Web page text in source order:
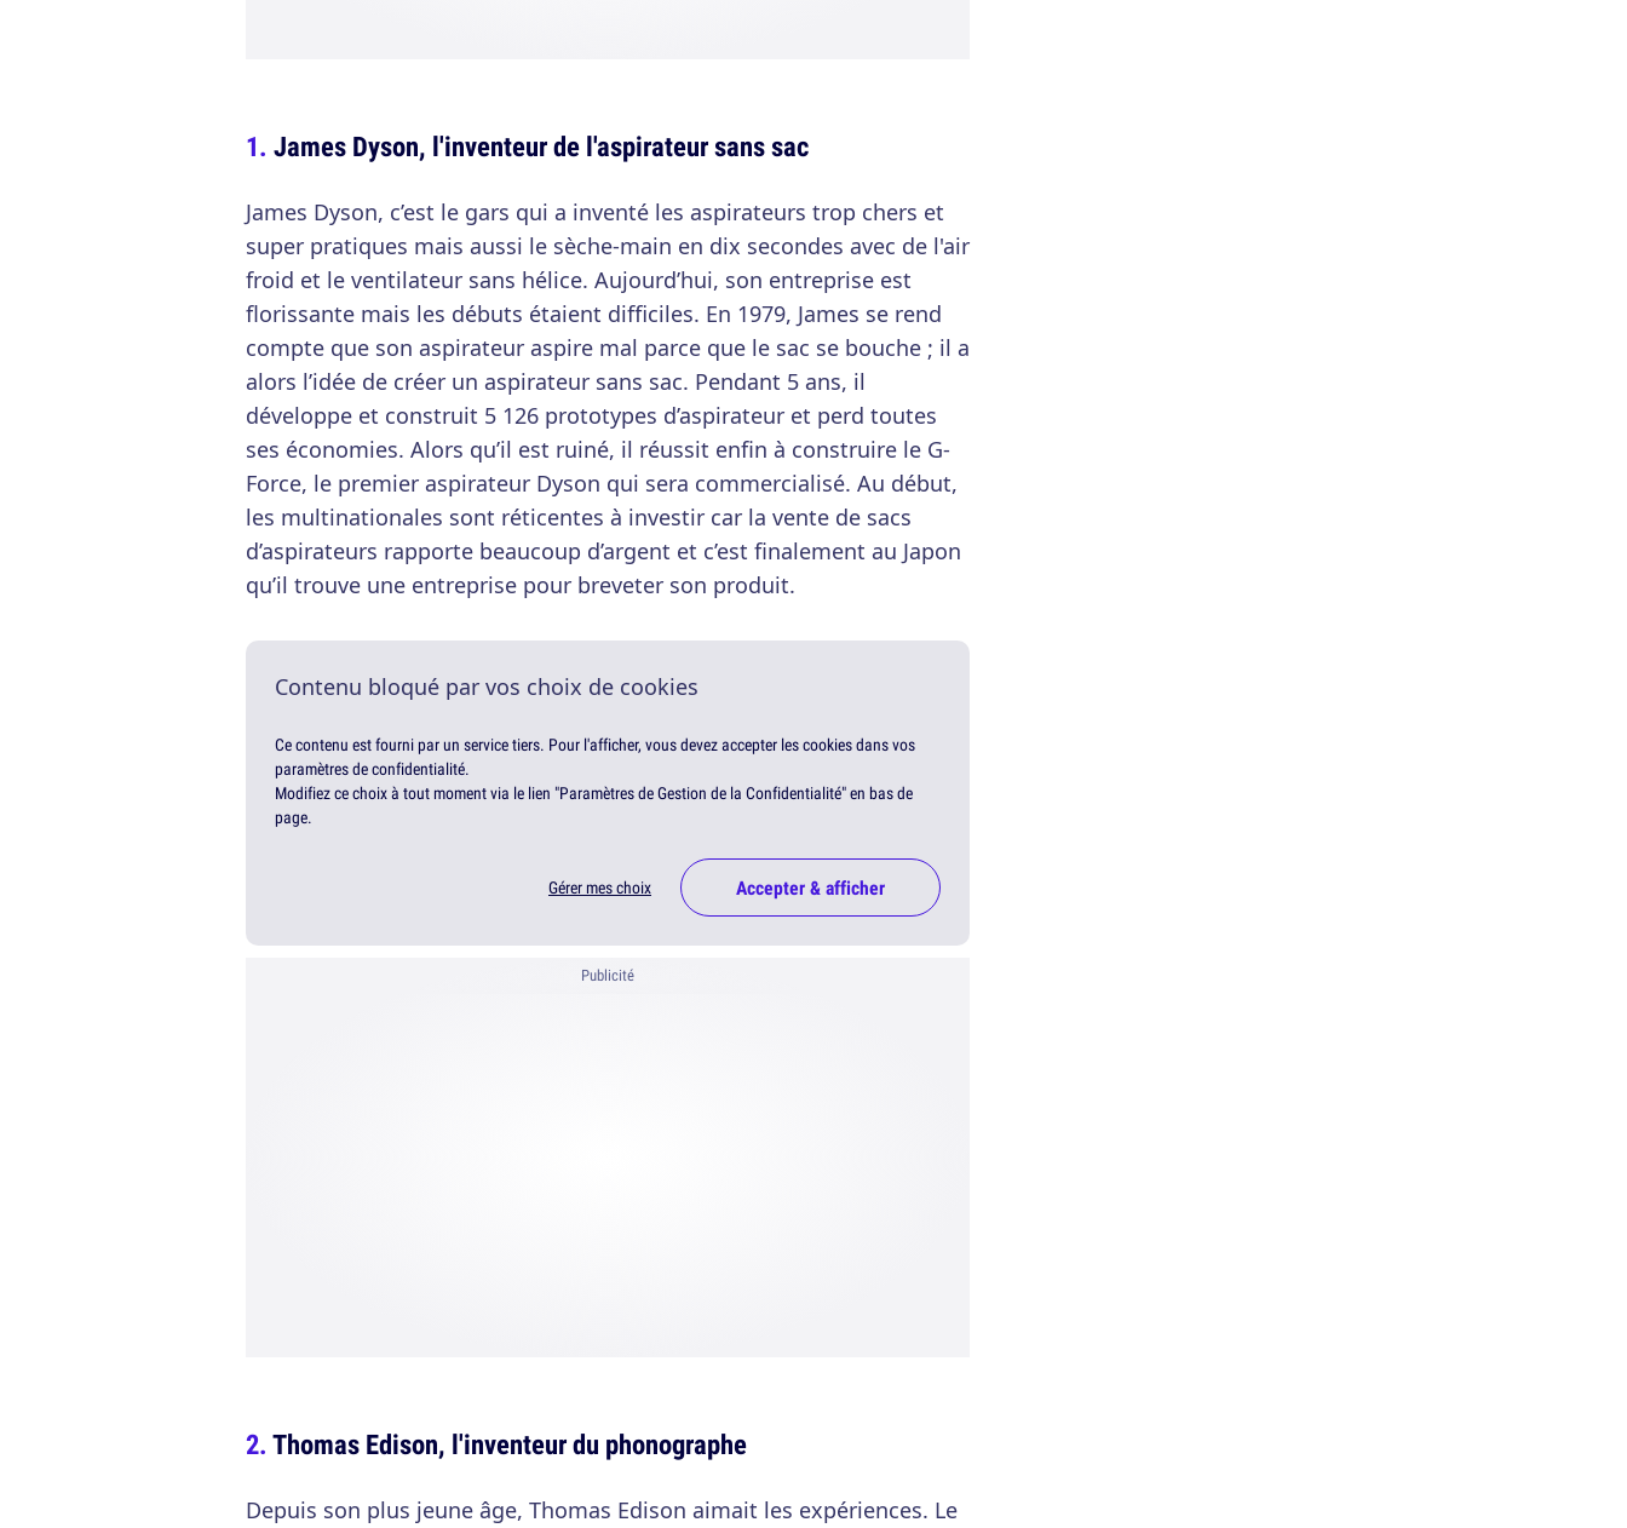
James Dyson, l'inventeur de l'aspirateur sans sac
James Dyson, c’est le gars qui a inventé les aspirateurs trop chers et
super pratiques mais aussi le sèche-main en dix secondes avec de l'air
froid et le ventilateur sans hélice. Aujourd’hui, son entreprise est
florissante mais les débuts étaient difficiles. En 1979, James se rend
compte que son aspirateur aspire mal parce que le sac se bouche ; il a
alors l’idée de créer un aspirateur sans sac. Pendant 5 ans, il
développe et construit 5 126 prototypes d’aspirateur et perd toutes
ses économies. Alors qu’il est ruiné, il réussit enfin à construire le G-
Force, le premier aspirateur Dyson qui sera commercialisé. Au début,
les multinationales sont réticentes à investir car la vente de sacs
d’aspirateurs rapporte beaucoup d’argent et c’est finalement au Japon
qu’il trouve une entreprise pour breveter son produit.
Contenu bloqué par vos choix de cookies
Ce contenu est fourni par un service tiers. Pour l'afficher, vous devez accepter les cookies dans vos
paramètres de confidentialité.
Modifiez ce choix à tout moment via le lien "Paramètres de Gestion de la Confidentialité" en bas de
page.
Gérer mes choix Accepter & afficher
Publicité
Thomas Edison, l'inventeur du phonographe
Depuis son plus jeune âge, Thomas Edison aimait les expériences. Le